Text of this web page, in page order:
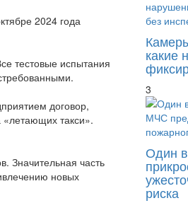
2024 года
тестовые испытания
договор,
такси».
Значительная часть
новых
какие
3
Один
риска